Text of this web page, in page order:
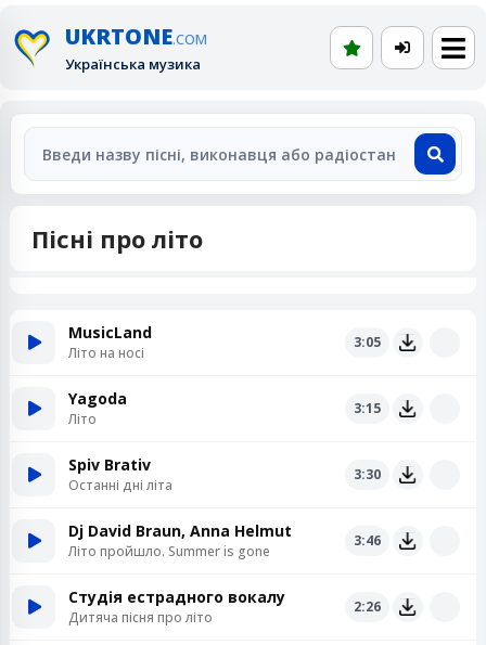
UKRTONE.COM
Українська музика
Пісні про літо
MusicLand
Літо на носі
3:05
Yagoda
Літо
3:15
Spiv Brativ
Останні дні літа
3:30
Dj David Braun, Anna Helmut
Літо пройшло. Summer is gone
3:46
Студія естрадного вокалу
Дитяча пісня про літо
2:26